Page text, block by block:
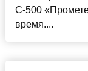
С-500
время....